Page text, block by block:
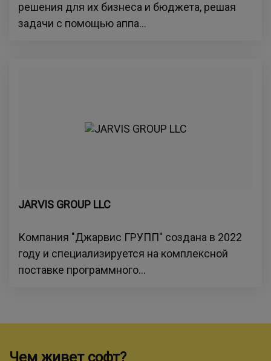
решения для их бизнеса и бюджета, решая
задачи с помощью аппа...
JARVIS GROUP LLC
Компания "Джарвис ГРУПП" создана в 2022
году и специализируется на комплексной
поставке программного...
Чем живет софт?